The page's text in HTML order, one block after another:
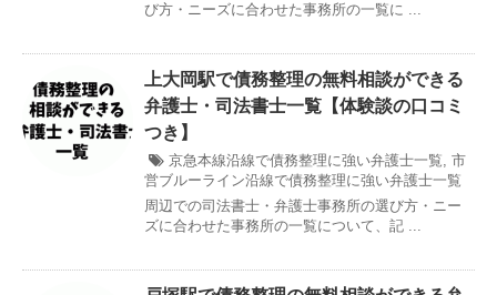
び方・ニーズに合わせた事務所の一覧に ...
上大岡駅で債務整理の無料相談ができる
弁護士・司法書士一覧【体験談の口コミ
つき】
京急本線沿線で債務整理に強い弁護士一覧, 市
営ブルーライン沿線で債務整理に強い弁護士一覧
周辺での司法書士・弁護士事務所の選び方・ニー
ズに合わせた事務所の一覧について、記 ...